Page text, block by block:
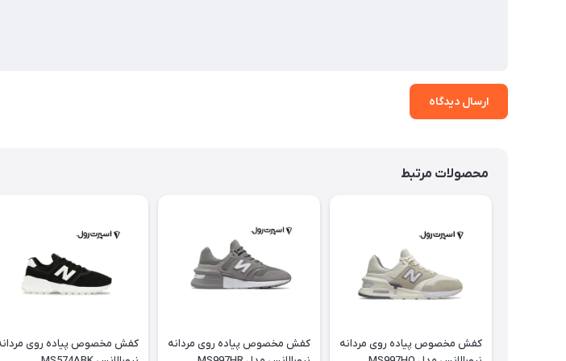
ارسال دیدگاه
محصولات مرتبط
کفش مخصوص پیاده روی مردانه
کفش مخصوص پیاده روی مردانه
کفش مخصوص پیاده روی